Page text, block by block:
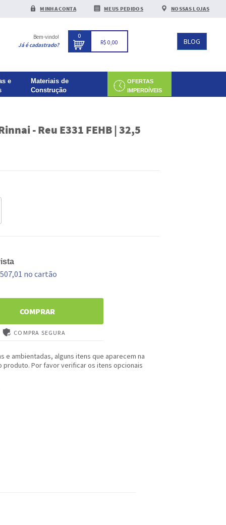
MINHA CONTA MEUS PEDIDOS NOSSAS LOJAS
Bem-vindo!
Já é cadastrado?
0
R$ 0,00 BLOG
e
Materiais de
Construção
OFERTAS
IMPERDÍVEIS
- Reu E331 FEHB | 32,5
no cartão
COMPRA SEGURA
COMPRAR
e ambientadas, alguns itens que aparecem na
Por favor verificar os itens opcionais